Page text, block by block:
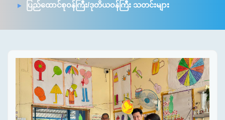
ပြည်ထောင်စုဝန်ကြီး/ဒုတိယဝန်ကြီး သတင်းများ